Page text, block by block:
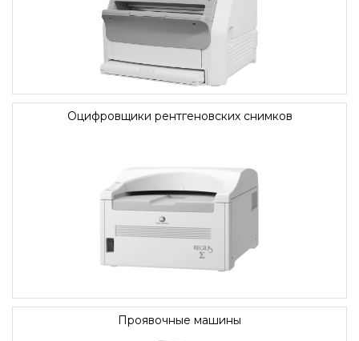
Оцифровщики рентгеновских снимков
Проявочные машины